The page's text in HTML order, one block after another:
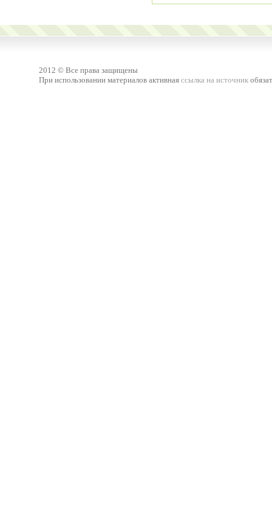
2012 © Все права защищены
При использовании материалов активная ссылка на источник